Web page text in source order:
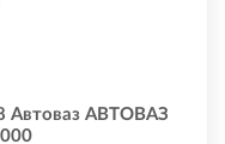
Автоваз АВТОВАЗ